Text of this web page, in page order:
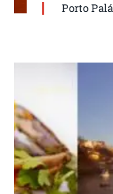
Porto